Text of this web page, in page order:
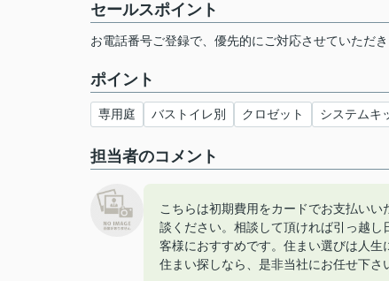
セールスポイント
お電話番号ご登録で、優先的にご対応させていただき
ポイント
専用庭 バストイレ別 クロゼット システムキ
担当者のコメント
こちらは初期費用をカードでお支払い
談ください。相談して頂ければ引っ越
客様におすすめです。住まい選びは人
住まい探しなら、是非当社にお任せ下さ